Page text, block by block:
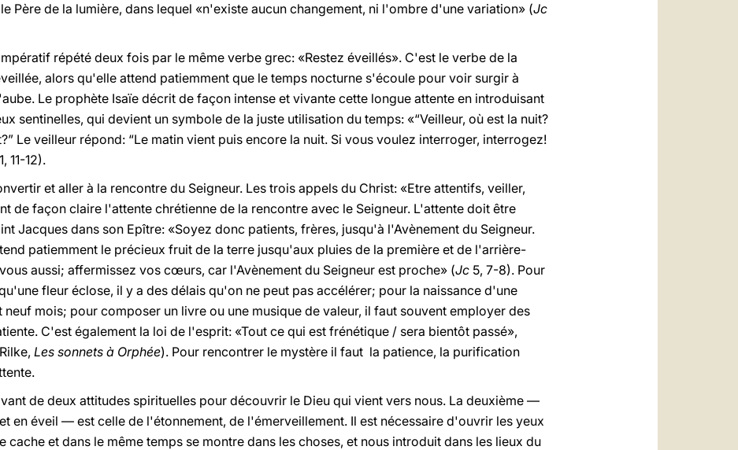
Père de la lumière, dans lequel «n'existe aucun changement, ni l'ombre d'une variation» (Jc
répété deux fois par le même verbe grec: «Restez éveillés». C'est le verbe de la
alors qu'elle attend patiemment que le temps nocturne s'écoule pour voir surgir à
Le prophète Isaïe décrit de façon intense et vivante cette longue attente en introduisant
sentinelles, qui devient un symbole de la juste utilisation du temps: «“Veilleur, où est la nuit?
Le veilleur répond: “Le matin vient puis encore la nuit. Si vous voulez interroger, interrogez!
11-12).
et aller à la rencontre du Seigneur. Les trois appels du Christ: «Etre attentifs, veiller,
de façon claire l'attente chrétienne de la rencontre avec le Seigneur. L'attente doit être
Jacques dans son Epître: «Soyez donc patients, frères, jusqu'à l'Avènement du Seigneur.
patiemment le précieux fruit de la terre jusqu'aux pluies de la première et de l'arrière-
aussi; affermissez vos cœurs, car l'Avènement du Seigneur est proche» (Jc 5, 7-8). Pour
fleur éclose, il y a des délais qu'on ne peut pas accélérer; pour la naissance d'une
neuf mois; pour composer un livre ou une musique de valeur, il faut souvent employer des
C'est également la loi de l'esprit: «Tout ce qui est frénétique / sera bientôt passé»,
Les sonnets à Orphée). Pour rencontrer le mystère il faut la patience, la purification
de deux attitudes spirituelles pour découvrir le Dieu qui vient vers nous. La deuxième —
en éveil — est celle de l'étonnement, de l'émerveillement. Il est nécessaire d'ouvrir les yeux
cache et dans le même temps se montre dans les choses, et nous introduit dans les lieux du